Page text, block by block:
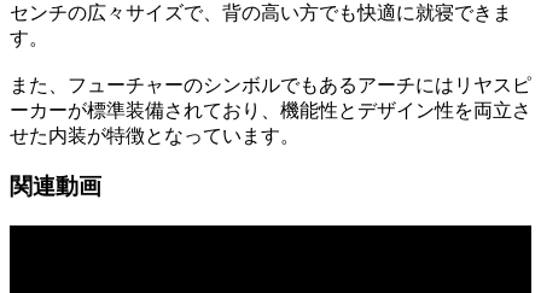
センチの広々サイズで、背の高い方でも快適に就寝できま
す。
また、フューチャーのシンボルでもあるアーチにはリヤスピ
ーカーが標準装備されており、機能性とデザイン性を両立さ
せた内装が特徴となっています。
関連動画